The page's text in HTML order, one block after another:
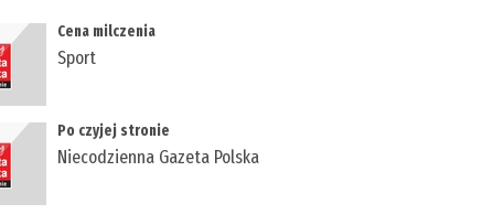
Cena milczenia
Sport
Po czyjej stronie
Niecodzienna Gazeta Polska